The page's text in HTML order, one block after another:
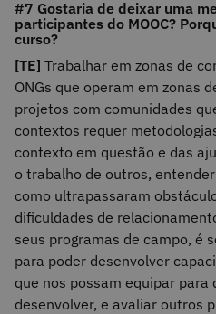
#7 Gostaria de deixar uma
participantes do MOOC?
curso?
[TE] Trabalhar em zonas de
ONGs que operam em zonas
projetos com comunidades
contextos requer
contexto em questão e das
o trabalho de outros,
como ultrapassaram
dificuldades de
seus programas de campo, é
para poder desenvolver
que nos possam equipar para
desenvolver, e avaliar outros